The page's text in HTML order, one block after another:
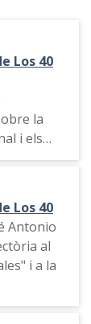
Los 40
la
i els
Los 40
Antonio
al
i a la